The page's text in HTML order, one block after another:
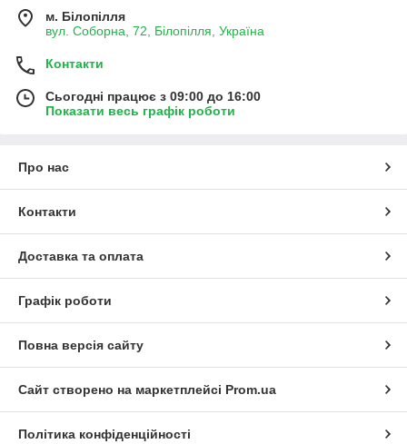
м. Білопілля
вул. Соборна, 72, Білопілля, Україна
Контакти
Сьогодні працює з 09:00 до 16:00
Показати весь графік роботи
Про нас
Контакти
Доставка та оплата
Графік роботи
Повна версія сайту
Сайт створено на маркетплейсі Prom.ua
Політика конфіденційності